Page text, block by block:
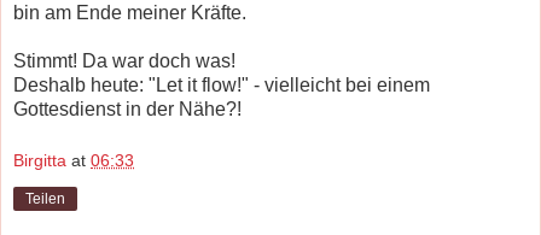
bin am Ende meiner Kräfte.
Stimmt! Da war doch was!
Deshalb heute: "Let it flow!" - vielleicht bei einem
Gottesdienst in der Nähe?!
Birgitta at 06:33
Teilen